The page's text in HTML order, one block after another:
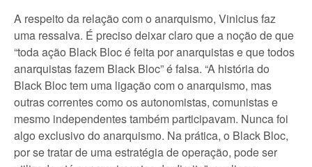
A respeito da relação com o anarquismo, Vinicius faz
uma ressalva. É preciso deixar claro que a noção de que
“toda ação Black Bloc é feita por anarquistas e que todos
anarquistas fazem Black Bloc” é falsa. “A história do
Black Bloc tem uma ligação com o anarquismo, mas
outras correntes como os autonomistas, comunistas e
mesmo independentes também participavam. Nunca foi
algo exclusivo do anarquismo. Na prática, o Black Bloc,
por se tratar de uma estratégia de operação, pode ser